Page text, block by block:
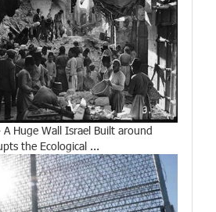
A Huge Wall Israel Built around
the Ecological ...